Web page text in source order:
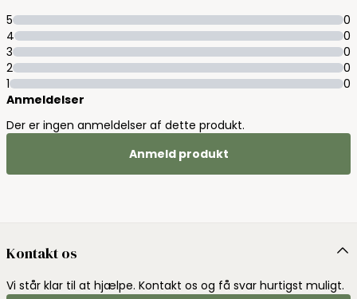
5
0
4
0
3
0
2
0
1
0
Anmeldelser
Der er ingen anmeldelser af dette produkt.
Anmeld produkt
Kontakt os
Vi står klar til at hjælpe. Kontakt os og få svar hurtigst muligt.